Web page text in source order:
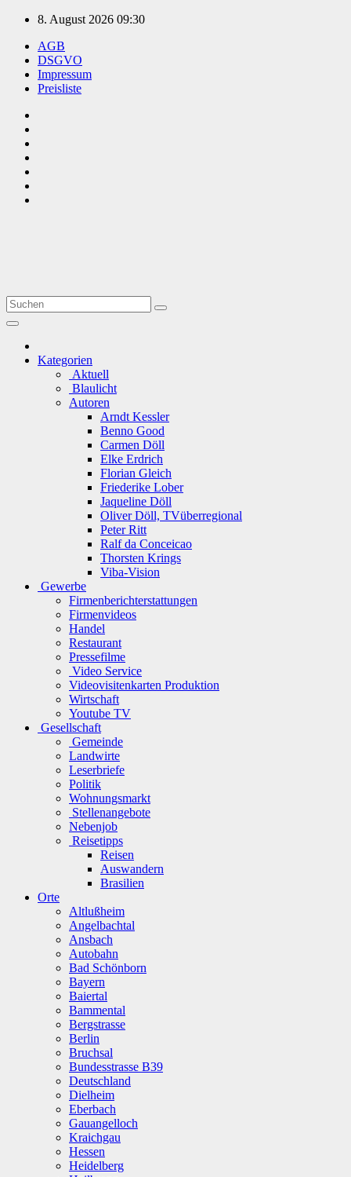
Zum
springen
8. August 2026 09:30
AGB
DSGVO
Impressum
Preisliste
Kategorien
Aktuell
Blaulicht
Autoren
Arndt Kessler
Benno Good
Carmen Döll
Elke Erdrich
Florian Gleich
Friederike Lober
Jaqueline Döll
Oliver Döll, TVüberregional
Peter Ritt
Ralf da Conceicao
Thorsten Krings
Viba-Vision
Gewerbe
Firmenberichterstattungen
Firmenvideos
Handel
Restaurant
Pressefilme
Video Service
Videovisitenkarten Produktion
Wirtschaft
Youtube TV
Gesellschaft
Gemeinde
Landwirte
Leserbriefe
Politik
Wohnungsmarkt
Stellenangebote
Nebenjob
Reisetipps
Reisen
Auswandern
Brasilien
Orte
Altlußheim
Angelbachtal
Ansbach
Autobahn
Bad Schönborn
Bayern
Baiertal
Bammental
Bergstrasse
Berlin
Bruchsal
Bundesstrasse B39
Deutschland
Dielheim
Eberbach
Gauangelloch
Kraichgau
Hessen
Heidelberg